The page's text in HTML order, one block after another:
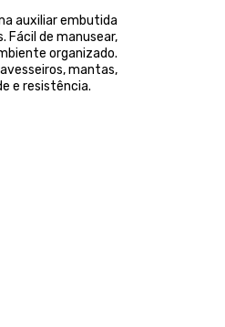
auxiliar embutida
Fácil de manusear,
organizado.
mantas,
e resistência.